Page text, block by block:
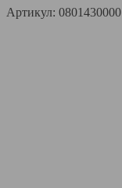
Артикул: 0801430000